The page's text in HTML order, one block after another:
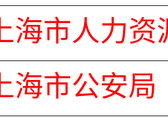
上海市人力
上海市公安局